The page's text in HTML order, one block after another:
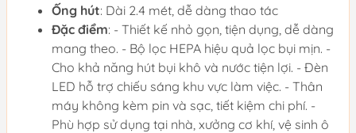
Ống hút: Dài 2.4 mét, dễ dàng thao tác
Đặc điểm: - Thiết kế nhỏ gọn, tiện dụng, dễ dàng
mang theo. - Bộ lọc HEPA hiệu quả lọc bụi mịn. -
Cho khả năng hút bụi khô và nước tiện lợi. - Đèn
LED hỗ trợ chiếu sáng khu vực làm việc. - Thân
máy không kèm pin và sạc, tiết kiệm chi phí. -
Phù hợp sử dụng tại nhà, xưởng cơ khí, vệ sinh ô